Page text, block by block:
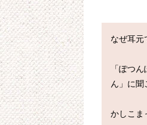
なぜ耳元
「ぽつ
ん」に聞
かしこま